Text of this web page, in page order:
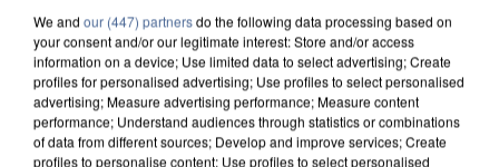
We and our (447) partnersdo the following data processing based on
your consent and/or our legitimate interest: Store and/or access
information on a device; Use limited data to select advertising; Create
profiles for personalised advertising; Use profiles to select personalised
advertising; Measure advertising performance; Measure content
performance; Understand audiences through statistics or combinations
of data from different sources; Develop and improve services; Create
profiles to personalise content; Use profiles to select personalised